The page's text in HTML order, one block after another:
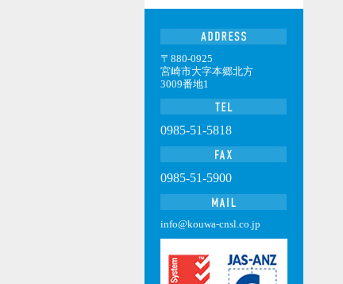
〒880-0925
宮崎市大字本郷北方
3009番地1
0985-51-5818
0985-51-5900
info@kouwa-cnsl.co.jp